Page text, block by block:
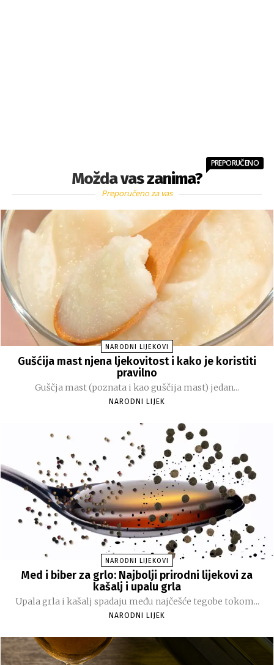
Možda vas zanima?
PREPORUČENO
Preporučeno za vas
NARODNI LIJEKOVI
Gušćija mast njena ljekovitost i kako je koristiti
pravilno
Guščja mast (poznata i kao guščija mast) jedan...
NARODNI LIJEK
NARODNI LIJEKOVI
Med i biber za grlo: Najbolji prirodni lijekovi za
kašalj i upalu grla
Upala grla i kašalj spadaju među najčešće tegobe tokom...
NARODNI LIJEK